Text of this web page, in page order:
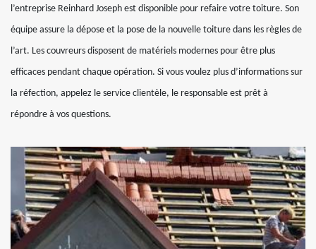
l’entreprise Reinhard Joseph est disponible pour refaire votre toiture. Son
équipe assure la dépose et la pose de la nouvelle toiture dans les règles de
l’art. Les couvreurs disposent de matériels modernes pour être plus
efficaces pendant chaque opération. Si vous voulez plus d’informations sur
la réfection, appelez le service clientèle, le responsable est prêt à
répondre à vos questions.